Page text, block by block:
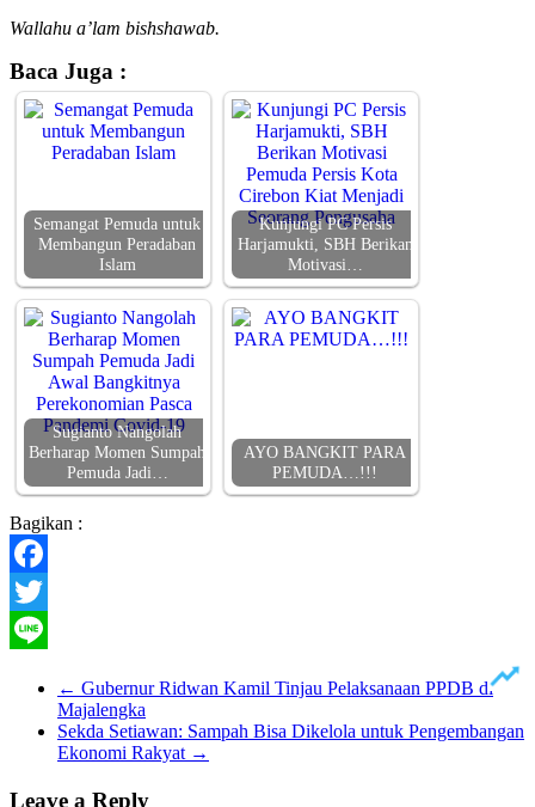
Wallahu a’lam bishshawab.
Baca Juga :
Semangat Pemuda untuk
Membangun Peradaban
Islam
Kunjungi PC Persis
Harjamukti, SBH Berikan
Motivasi…
Sugianto Nangolah
Berharap Momen Sumpah
Pemuda Jadi…
AYO BANGKIT PARA
PEMUDA…!!!
Bagikan :
Facebook
Twitter
← Gubernur Ridwan Kamil Tinjau Pelaksanaan PPDB di
Majalengka
Sekda Setiawan: Sampah Bisa Dikelola untuk Pengembangan
Ekonomi Rakyat →
Leave a Reply